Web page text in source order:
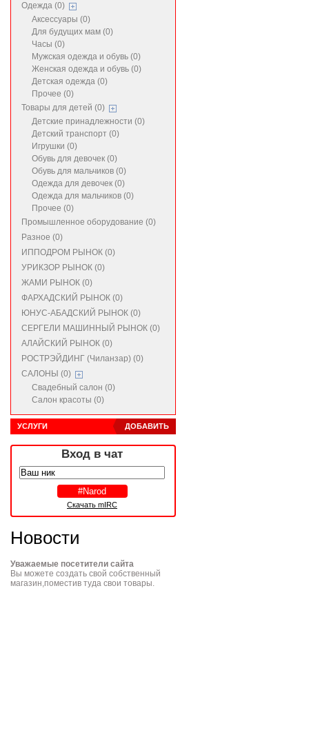
Одежда (0)
Аксессуары (0)
Для будущих мам (0)
Часы (0)
Мужская одежда и обувь (0)
Женская одежда и обувь (0)
Детская одежда (0)
Прочее (0)
Товары для детей (0)
Детские принадлежности (0)
Детский транспорт (0)
Игрушки (0)
Обувь для девочек (0)
Обувь для мальчиков (0)
Одежда для девочек (0)
Одежда для мальчиков (0)
Прочее (0)
Промышленное оборудование (0)
Разное (0)
ИППОДРОМ РЫНОК (0)
УРИКЗОР РЫНОК (0)
ЖАМИ РЫНОК (0)
ФАРХАДСКИЙ РЫНОК (0)
ЮНУС-АБАДСКИЙ РЫНОК (0)
СЕРГЕЛИ МАШИННЫЙ РЫНОК (0)
АЛАЙСКИЙ РЫНОК (0)
РОСТРЭЙДИНГ (Чиланзар) (0)
САЛОНЫ (0)
Свадебный салон (0)
Салон красоты (0)
ДОБАВИТЬ
УСЛУГИ
Вход в чат
Скачать mIRC
Новости
Уважаемые посетители сайта
Вы можете создать свой собственный
магазин,поместив туда свои товары.